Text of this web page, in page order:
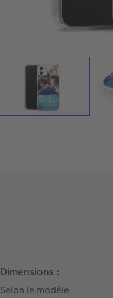
Dimensions :
Selon le modèle